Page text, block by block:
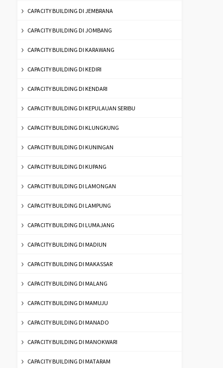
CAPACITY BUILDING DI JEMBRANA
CAPACITY BUILDING DI JOMBANG
CAPACITY BUILDING DI KARAWANG
CAPACITY BUILDING DI KEDIRI
CAPACITY BUILDING DI KENDARI
CAPACITY BUILDING DI KEPULAUAN SERIBU
CAPACITY BUILDING DI KLUNGKUNG
CAPACITY BUILDING DI KUNINGAN
CAPACITY BUILDING DI KUPANG
CAPACITY BUILDING DI LAMONGAN
CAPACITY BUILDING DI LAMPUNG
CAPACITY BUILDING DI LUMAJANG
CAPACITY BUILDING DI MADIUN
CAPACITY BUILDING DI MAKASSAR
CAPACITY BUILDING DI MALANG
CAPACITY BUILDING DI MAMUJU
CAPACITY BUILDING DI MANADO
CAPACITY BUILDING DI MANOKWARI
CAPACITY BUILDING DI MATARAM